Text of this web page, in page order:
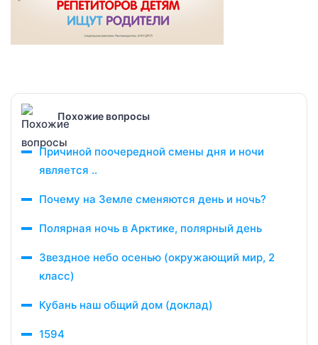
Похожие вопросы
Причиной поочередной смены дня и ночи
является ..
Почему на Земле сменяются день и ночь?
Полярная ночь в Арктике, полярный день
Звездное небо осенью (окружающий мир, 2
класс)
Кубань наш общий дом (доклад)
1594